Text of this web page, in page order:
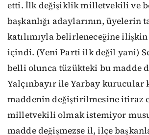
etti. İlk değişiklik milletvekili ve
başkanlığı adaylarının, üyelerin
katılımıyla belirleneceğine
içindi. (Yeni Parti ilk değil yani)
belli olunca tüzükteki bu madde
Yalçınbayır ile Yarbay
maddenin değiştirilmesine itiraz
milletvekili olmak istemiyor
madde değişmezse il, ilçe